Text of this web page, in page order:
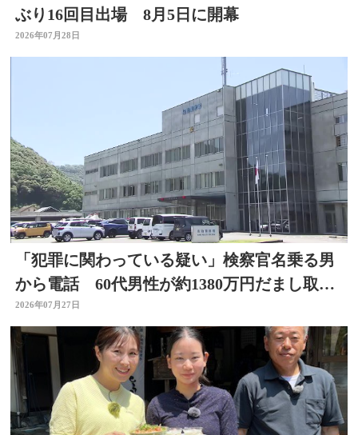
ぶり16回目出場 8月5日に開幕
2026年07月28日
「犯罪に関わっている疑い」検察官名乗る男
から電話 60代男性が約1380万円だまし取ら
れる 大分
2026年07月27日